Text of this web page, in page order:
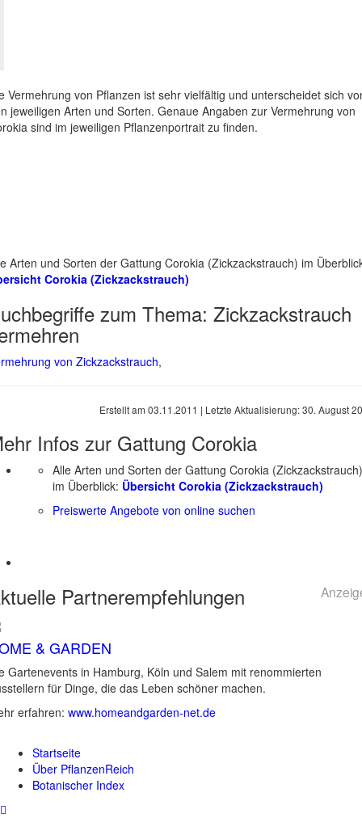
Vermehrung von Pflanzen ist sehr vielfältig und unterscheidet sich
jeweiligen Arten und Sorten. Genaue Angaben zur Vermehrung von
sind im jeweiligen Pflanzenportrait zu finden.
Arten und Sorten der Gattung Corokia (Zickzackstrauch) im
Corokia (Zickzackstrauch)
zum Thema: Zickzackstrauch
von Zickzackstrauch,
Erstellt am 03.11.2011 | Letzte Aktualisierung:30. August
Infos zur Gattung Corokia
Alle Arten und Sorten der Gattung Corokia (Zickzackstrauch)
im Überblick: Übersicht Corokia (Zickzackstrauch)
Preiswerte Angebote von online suchen
Partnerempfehlungen
& GARDEN
Gartenevents in Hamburg, Köln und Salem mit renommierten
für Dinge, die das Leben schöner machen.
erfahren: www.homeandgarden-net.de
Startseite
Über PflanzenReich
Botanischer Index